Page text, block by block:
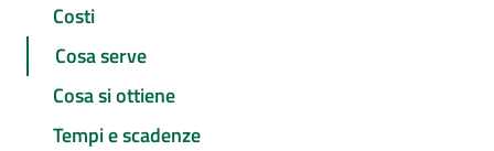
Costi
Cosa serve
Cosa si ottiene
Tempi e scadenze